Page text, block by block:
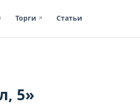
Торги ↗ Статьи
5»